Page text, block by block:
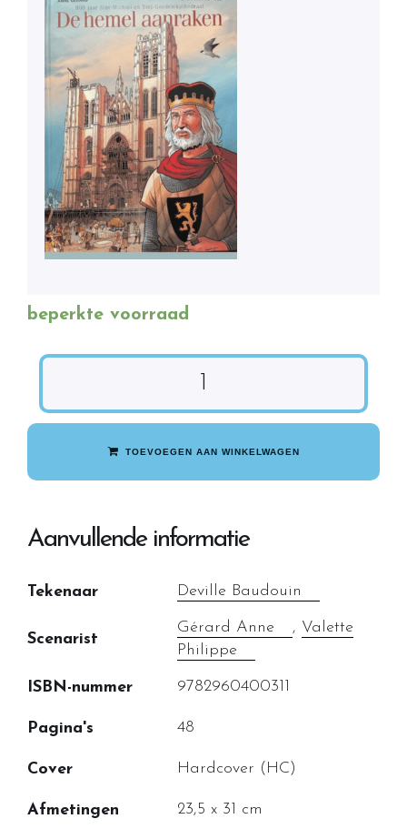
beperkte voorraad
TOEVOEGEN AAN WINKELWAGEN
Aanvullende informatie
Tekenaar Deville Baudouin
Scenarist
Gérard Anne , Valette
Philippe
ISBN-nummer 9782960400311
Pagina's 48
Cover Hardcover (HC)
Afmetingen 23,5 x 31 cm